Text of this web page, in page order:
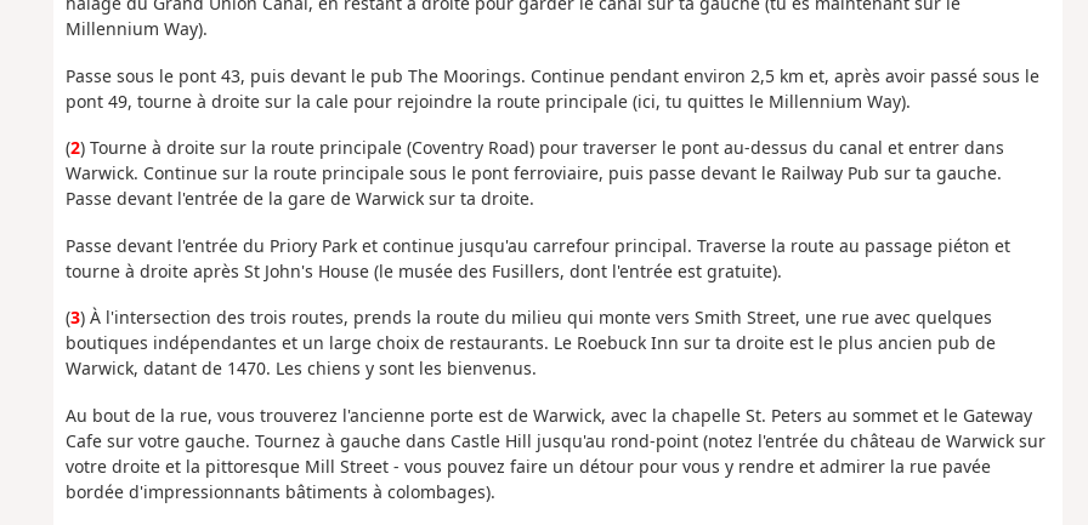
Millennium Way).
Passe sous le pont 43, puis devant le pub The Moorings. Continue pendant environ 2,5 km et, après avoir passé sous le
pont 49, tourne à droite sur la cale pour rejoindre la route principale (ici, tu quittes le Millennium Way).
(2) Tourne à droite sur la route principale (Coventry Road) pour traverser le pont au-dessus du canal et entrer dans
Warwick. Continue sur la route principale sous le pont ferroviaire, puis passe devant le Railway Pub sur ta gauche.
Passe devant l'entrée de la gare de Warwick sur ta droite.
Passe devant l'entrée du Priory Park et continue jusqu'au carrefour principal. Traverse la route au passage piéton et
tourne à droite après St John's House (le musée des Fusillers, dont l'entrée est gratuite).
(3) À l'intersection des trois routes, prends la route du milieu qui monte vers Smith Street, une rue avec quelques
boutiques indépendantes et un large choix de restaurants. Le Roebuck Inn sur ta droite est le plus ancien pub de
Warwick, datant de 1470. Les chiens y sont les bienvenus.
Au bout de la rue, vous trouverez l'ancienne porte est de Warwick, avec la chapelle St. Peters au sommet et le Gateway
Cafe sur votre gauche. Tournez à gauche dans Castle Hill jusqu'au rond-point (notez l'entrée du château de Warwick sur
votre droite et la pittoresque Mill Street - vous pouvez faire un détour pour vous y rendre et admirer la rue pavée
bordée d'impressionnants bâtiments à colombages).